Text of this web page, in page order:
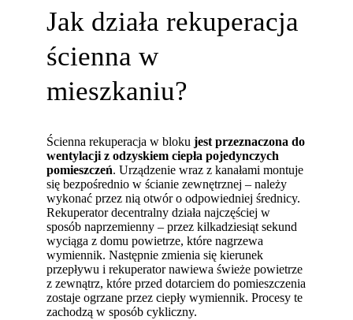
Jak działa rekuperacja
ścienna w
mieszkaniu?
Ścienna rekuperacja w bloku jest przeznaczona do
wentylacji z odzyskiem ciepła pojedynczych
pomieszczeń. Urządzenie wraz z kanałami montuje
się bezpośrednio w ścianie zewnętrznej – należy
wykonać przez nią otwór o odpowiedniej średnicy.
Rekuperator decentralny działa najczęściej w
sposób naprzemienny – przez kilkadziesiąt sekund
wyciąga z domu powietrze, które nagrzewa
wymiennik. Następnie zmienia się kierunek
przepływu i rekuperator nawiewa świeże powietrze
z zewnątrz, które przed dotarciem do pomieszczenia
zostaje ogrzane przez ciepły wymiennik. Procesy te
zachodzą w sposób cykliczny.